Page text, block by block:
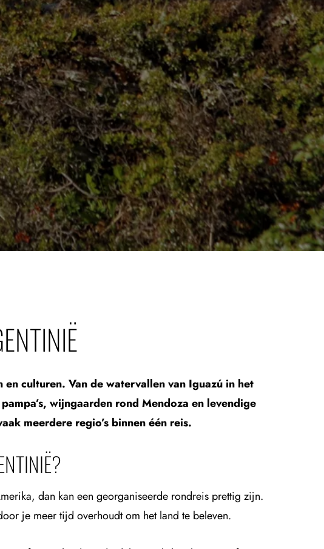
culturen. Van de watervallen van Iguazú in het
wijngaarden rond Mendoza en levendige
meerdere regio’s binnen één reis.
dan kan een georganiseerde rondreis prettig zijn.
je meer tijd overhoudt om het land te beleven.